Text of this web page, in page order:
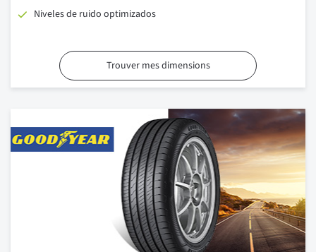
Niveles de ruido optimizados
Trouver mes dimensions